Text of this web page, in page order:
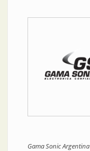
Gama Sonic Argentina